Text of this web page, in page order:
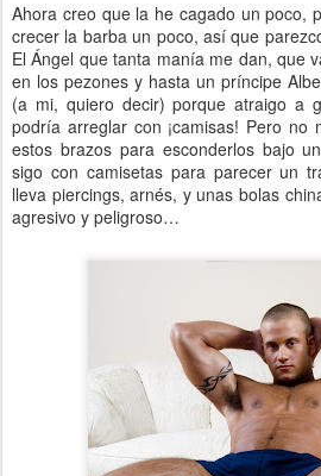
Ahora creo que la he cagado un poco,
crecer la barba un poco, así que
El Ángel que tanta manía me dan, que
en los pezones y hasta un príncipe
(a mi, quiero decir) porque atraigo a
podría arreglar con ¡camisas! Pero no
estos brazos para esconderlos bajo
sigo con camisetas para parecer un
lleva piercings, arnés, y unas bolas
agresivo y peligroso…